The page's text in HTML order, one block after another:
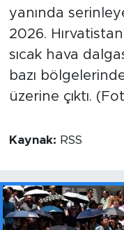
yanında
2026.
sıcak hava
bazı
üzerine çıktı.
Kaynak: RSS